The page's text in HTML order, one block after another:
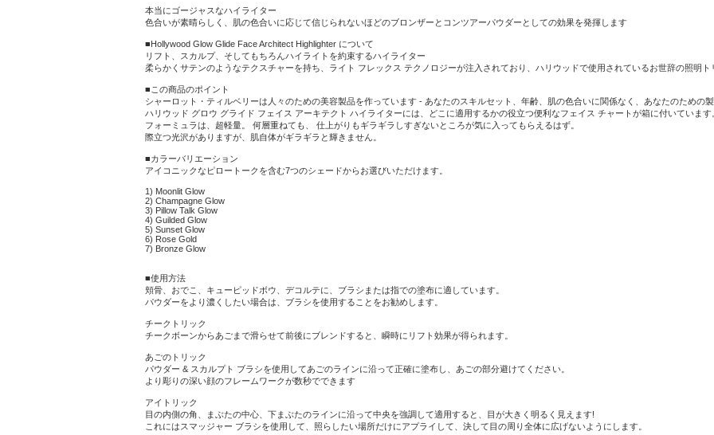
本当にゴージャスなハイライター
色合いが素晴らしく、肌の色合いに応じて信じられないほどのブロンザーとコンツアーパウダーとしての効果を発揮します
■Hollywood Glow Glide Face Architect Highlighter について
リフト、スカルプ、そしてもちろんハイライトを約束するハイライター
柔らかくサテンのようなテクスチャーを持ち、ライト フレックス テクノロジーが注入されており、ハリウッドで使用されているお世辞の照明
■この商品のポイント
シャーロット・ティルベリーは人々のための美容製品を作っています - あなたのスキルセット、年齢、肌の色合いに関係なく、あなたのための
ハリウッド グロウ グライド フェイス アーキテクト ハイライターには、どこに適用するかの役立つ便利なフェイス チャートが箱に付いていま
フォーミュラは、超軽量。 何層重ねても、 仕上がりもギラギラしすぎないところが気に入ってもらえるはず。
際立つ光沢がありますが、肌自体がギラギラと輝きません。
■カラーバリエーション
アイコニックなピロートークを含む7つのシェードからお選びいただけます。
1) Moonlit Glow
2) Champagne Glow
3) Pillow Talk Glow
4) Guilded Glow
5) Sunset Glow
6) Rose Gold
7) Bronze Glow
■使用方法
頬骨、おでこ、キューピッドボウ、デコルテに、ブラシまたは指での塗布に適しています。
パウダーをより濃くしたい場合は、ブラシを使用することをお勧めします。
チークトリック
チークボーンからあごまで滑らせて前後にブレンドすると、瞬時にリフト効果が得られます。
あごのトリック
パウダー & スカルプト ブラシを使用してあごのラインに沿って正確に塗布し、あごの部分避けてください。
より彫りの深い顔のフレームワークが数秒でできます
アイトリック
目の内側の角、まぶたの中心、下まぶたのラインに沿って中央を強調して適用すると、目が大きく明るく見えます!
これにはスマッジャー ブラシを使用して、照らしたい場所だけにアプライして、決して目の周り全体に広げないようにします。